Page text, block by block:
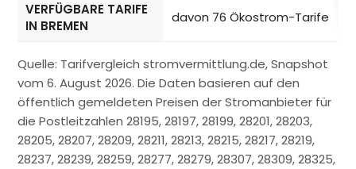
VERFÜGBARE TARIFE
IN BREMEN
davon 76 Ökostrom-Tarife
Quelle: Tarifvergleich stromvermittlung.de, Snapshot
vom 6. August 2026. Die Daten basieren auf den
öffentlich gemeldeten Preisen der Stromanbieter für
die Postleitzahlen 28195, 28197, 28199, 28201, 28203,
28205, 28207, 28209, 28211, 28213, 28215, 28217, 28219,
28237, 28239, 28259, 28277, 28279, 28307, 28309, 28325,